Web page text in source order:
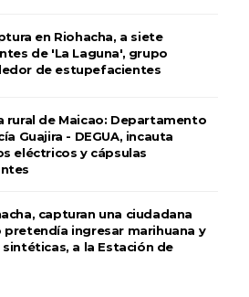
en Riohacha, a siete
de 'La Laguna', grupo
de estupefacientes
rural de Maicao: Departamento
Guajira - DEGUA, incauta
eléctricos y cápsulas
capturan una ciudadana
pretendía ingresar marihuana y
a la Estación de